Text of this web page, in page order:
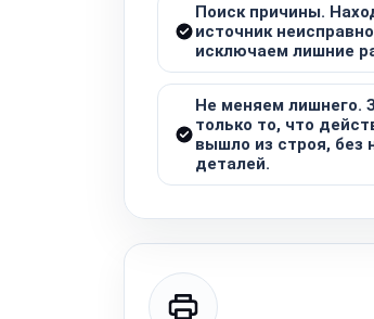
Поиск причины.
источник
исключаем лишние
Не меняем лишнего.
только то, что
вышло из строя, без
деталей.